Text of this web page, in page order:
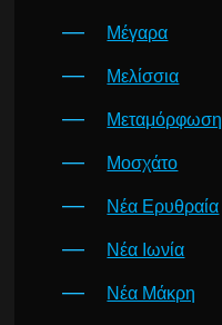
Μέγαρα
Μελίσσια
Μεταμόρφωση
Μοσχάτο
Νέα Ερυθραία
Νέα Ιωνία
Νέα Μάκρη